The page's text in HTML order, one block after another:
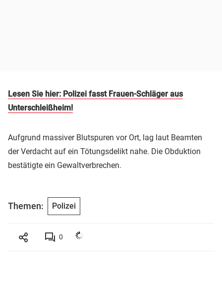
Lesen Sie hier: Polizei fasst Frauen-Schläger aus
Unterschleißheim!
Aufgrund massiver Blutspuren vor Ort, lag laut Beamten
der Verdacht auf ein Tötungsdelikt nahe. Die Obduktion
bestätigte ein Gewaltverbrechen.
Themen: Polizei
0